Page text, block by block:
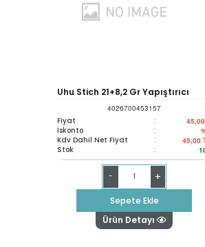
Uhu Stich 21+8,2 Gr Yapıştırıcı
4026700453157
Fiyat :
İskonto :
Kdv Dahil Net Fiyat : 45,00
Stok :
- +
Sepete Ekle
Ürün Detayı